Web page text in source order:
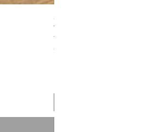
客製熱昇華皮革收納盤｜桌
通常価格
NT$200.00
消費税抜き